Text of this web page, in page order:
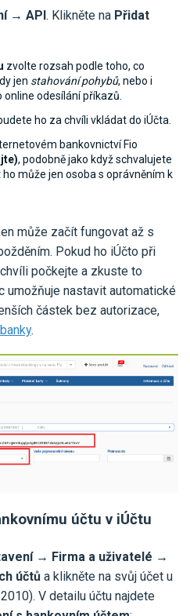
→ API. Klikněte na Přidat
zvolte rozsah podle toho, co
jen stahování pohybů, nebo i
online odesílání příkazů.
ho za chvíli vkládat do iÚčta.
bankovnictví Fio
, podobně jako když schvalujete
může jen osoba s oprávněním k
může začít fungovat až s
Pokud ho iÚčto při
počkejte a zkuste to
umožňuje nastavit automatické
částek bez autorizace,
.
účtu v iÚčtu
→ Firma a uživatelé →
účtů a klikněte na svůj účet u
V detailu účtu najdete